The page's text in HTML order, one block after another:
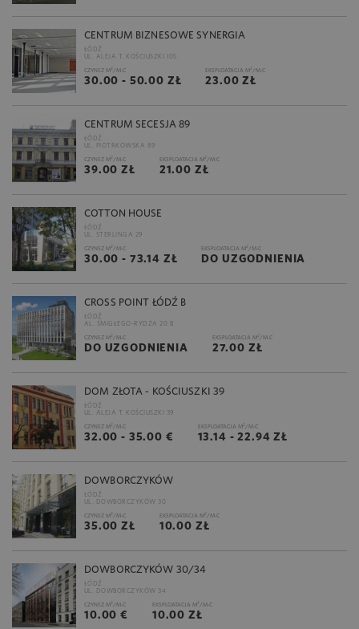
CENTRUM BIZNESOWE SYNERGIA
ŁÓDŹ
UL. ALEJA T. KOŚCIUSZKI 105
CZYNSZ M2 /M-C
30.00 - 50.00 ZŁ
EKSPLOATACJA M2 /M-C
23.00 ZŁ
CENTRUM SECESJA 89
ŁÓDŹ
UL. PIOTRKOWSKA 89
CZYNSZ M2 /M-C
39.00 ZŁ
EKSPLOATACJA M2 /M-C
21.00 ZŁ
COTTON HOUSE
ŁÓDŹ
UL. STERLINGA 29
CZYNSZ M2 /M-C
30.00 - 73.14 ZŁ
EKSPLOATACJA M2 /M-C
DO UZGODNIENIA
CROSS POINT ŁÓDŹ B
ŁÓDŹ
AL. ŚMIGŁEGO-RYDZA 20 B
CZYNSZ M2 /M-C
DO UZGODNIENIA
EKSPLOATACJA M2 /M-C
27.00 ZŁ
DOM ZŁOTA - KOŚCIUSZKI 39
ŁÓDŹ
UL. ALEJA T. KOŚCIUSZKI 39
CZYNSZ M2 /M-C
32.00 - 35.00 €
EKSPLOATACJA M2 /M-C
13.14 - 22.94 ZŁ
DOWBORCZYKÓW
ŁÓDŹ
UL. DOWBORCZYKÓW 30
CZYNSZ M2 /M-C
35.00 ZŁ
EKSPLOATACJA M2 /M-C
10.00 ZŁ
DOWBORCZYKÓW 30/34
ŁÓDŹ
UL. DOWBORCZYKÓW 34
CZYNSZ M2 /M-C
10.00 €
EKSPLOATACJA M2 /M-C
10.00 ZŁ